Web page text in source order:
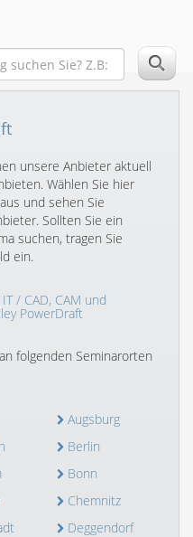
unsere Anbieter aktuell
Wählen Sie hier
und sehen Sie
Sollten Sie ein
suchen, tragen Sie
ein.
IT/ CAD, CAM und
PowerDraft
folgenden Seminarorten
Augsburg
Berlin
Bonn
Chemnitz
Deggendorf